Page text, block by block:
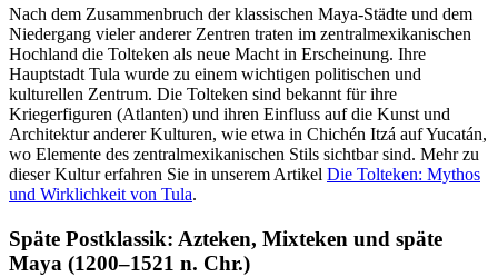
Nach dem Zusammenbruch der klassischen Maya-Städte und dem
Niedergang vieler anderer Zentren traten im zentralmexikanischen
Hochland die Tolteken als neue Macht in Erscheinung. Ihre
Hauptstadt Tula wurde zu einem wichtigen politischen und
kulturellen Zentrum. Die Tolteken sind bekannt für ihre
Kriegerfiguren (Atlanten) und ihren Einfluss auf die Kunst und
Architektur anderer Kulturen, wie etwa in Chichén Itzá auf Yucatán,
wo Elemente des zentralmexikanischen Stils sichtbar sind. Mehr zu
dieser Kultur erfahren Sie in unserem Artikel Die Tolteken: Mythos
und Wirklichkeit von Tula.
Späte Postklassik: Azteken, Mixteken und späte
Maya (1200–1521 n. Chr.)